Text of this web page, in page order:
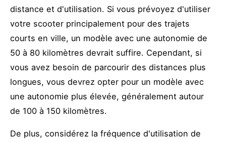
distance et d'utilisation. Si vous prévoyez d'utiliser
votre scooter principalement pour des trajets
courts en ville, un modèle avec une autonomie de
50 à 80 kilomètres devrait suffire. Cependant, si
vous avez besoin de parcourir des distances plus
longues, vous devrez opter pour un modèle avec
une autonomie plus élevée, généralement autour
de 100 à 150 kilomètres.
De plus, considérez la fréquence d'utilisation de